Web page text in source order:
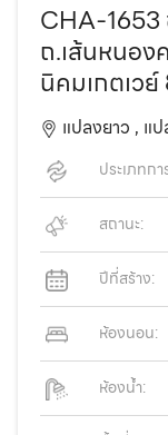
CHA-1653
ถ.เส้นหนอง
นิคมเกตเวย์
แปลงยาว , แ
ประเภทก
สถานะ:
ปีที่สร้าง:
ห้องนอน:
ห้องน้ำ: